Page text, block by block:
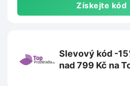
Získejte kód
Slevový kód -
nad 799 Kč na